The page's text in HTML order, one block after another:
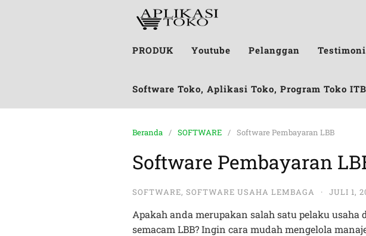
PRODUK Youtube Pelanggan
Software Toko, Aplikasi Toko, Program Toko ITB
Beranda SOFTWARE Software Pembayaran LBB
Software Pembayaran
SOFTWARE, SOFTWARE USAHA LEMBAGA · JULI 1,
Apakah anda merupakan salah satu pelaku usaha
semacam LBB? Ingin cara mudah mengelola